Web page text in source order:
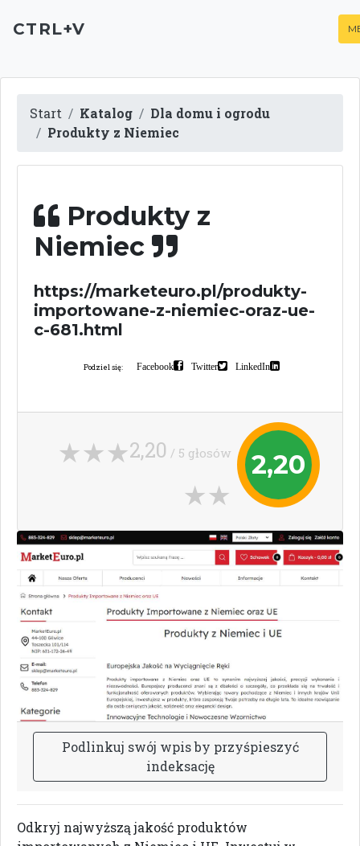
CTRL+V
Start Katalog
Dla domu i ogrodu
Produkty z Niemiec
Produkty z
Niemiec
https://marketeuro.pl/produkty-
importowane-z-niemiec-oraz-ue-
c-681.html
Podziel się: Facebook Twitter LinkedIn
2,20
2,20 / 5 głosów
Podlinkuj swój wpisby przyśpieszyć
indeksację
Odkryj najwyższą jakość produktów